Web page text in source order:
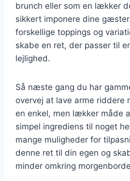
brunch eller som en lækker
sikkert imponere dine
forskellige toppings og
skabe en ret, der passer til
lejlighed.
Så næste gang du har
overvej at lave arme riddere
en enkel, men lækker måde
simpel ingrediens til noget
mange muligheder for
denne ret til din egen og
minder omkring